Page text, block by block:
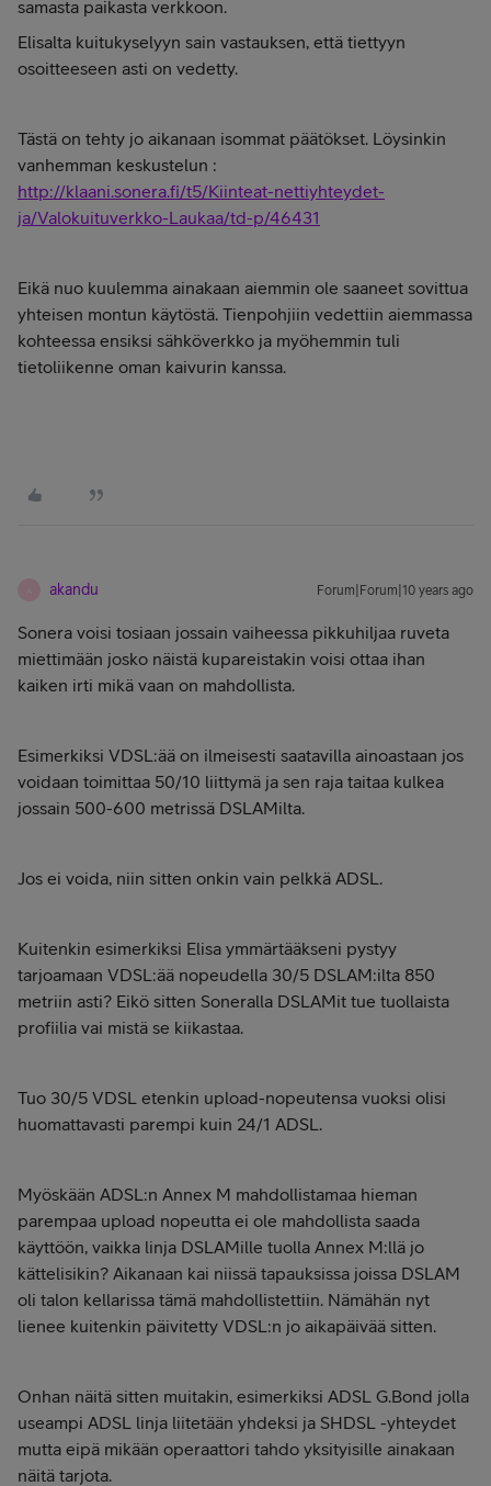
samasta paikasta verkkoon.
Elisalta kuitukyselyyn sain vastauksen, että tiettyyn
osoitteeseen asti on vedetty.
Tästä on tehty jo aikanaan isommat päätökset. Löysinkin
vanhemman keskustelun :
http://klaani.sonera.fi/t5/Kiinteat-nettiyhteydet-
ja/Valokuituverkko-Laukaa/td-p/46431
Eikä nuo kuulemma ainakaan aiemmin ole saaneet sovittua
yhteisen montun käytöstä. Tienpohjiin vedettiin aiemmassa
kohteessa ensiksi sähköverkko ja myöhemmin tuli
tietoliikenne oman kaivurin kanssa.
akandu Forum|Forum|10 years ago
Sonera voisi tosiaan jossain vaiheessa pikkuhiljaa ruveta
miettimään josko näistä kupareistakin voisi ottaa ihan
kaiken irti mikä vaan on mahdollista.
Esimerkiksi VDSL:ää on ilmeisesti saatavilla ainoastaan jos
voidaan toimittaa 50/10 liittymä ja sen raja taitaa kulkea
jossain 500-600 metrissä DSLAMilta.
Jos ei voida, niin sitten onkin vain pelkkä ADSL.
Kuitenkin esimerkiksi Elisa ymmärtääkseni pystyy
tarjoamaan VDSL:ää nopeudella 30/5 DSLAM:ilta 850
metriin asti? Eikö sitten Soneralla DSLAMit tue tuollaista
profiilia vai mistä se kiikastaa.
Tuo 30/5 VDSL etenkin upload-nopeutensa vuoksi olisi
huomattavasti parempi kuin 24/1 ADSL.
Myöskään ADSL:n Annex M mahdollistamaa hieman
parempaa upload nopeutta ei ole mahdollista saada
käyttöön, vaikka linja DSLAMille tuolla Annex M:llä jo
kättelisikin? Aikanaan kai niissä tapauksissa joissa DSLAM
oli talon kellarissa tämä mahdollistettiin. Nämähän nyt
lienee kuitenkin päivitetty VDSL:n jo aikapäivää sitten.
Onhan näitä sitten muitakin, esimerkiksi ADSL G.Bond jolla
useampi ADSL linja liitetään yhdeksi ja SHDSL -yhteydet
mutta eipä mikään operaattori tahdo yksityisille ainakaan
näitä tarjota.